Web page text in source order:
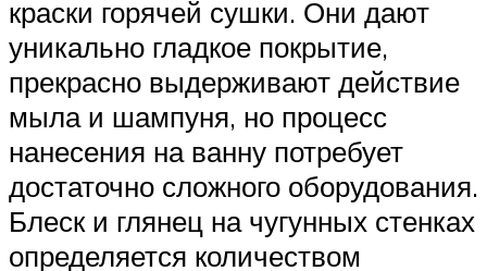
краски горячей сушки. Они дают
уникально гладкое покрытие,
прекрасно выдерживают действие
мыла и шампуня, но процесс
нанесения на ванну потребует
достаточно сложного оборудования.
Блеск и глянец на чугунных стенках
определяется количеством